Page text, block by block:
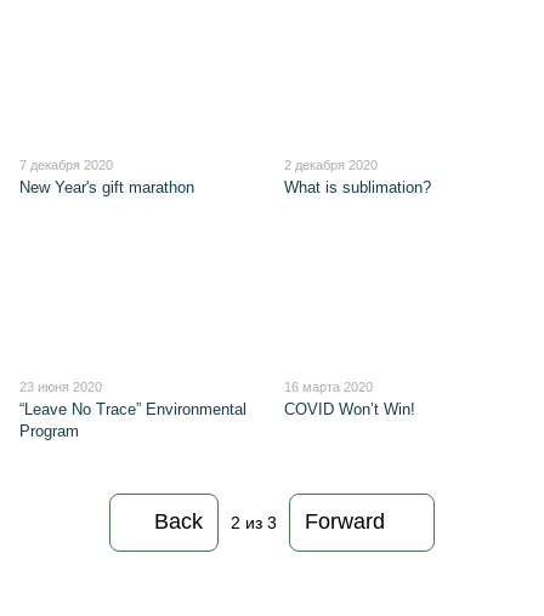
7 декабря 2020
New Year's gift marathon
2 декабря 2020
What is sublimation?
23 июня 2020
“Leave No Trace” Environmental
Program
16 марта 2020
COVID Won’t Win!
Back 2 из 3 Forward